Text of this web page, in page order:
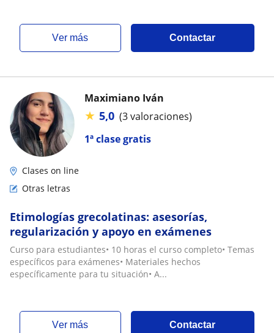
ver más Contactar
1ª clase gratis
Maximiano Iván
★ 5,0 (3 valoraciones)
Clases on line
Otras letras
Etimologías grecolatinas: asesorías,
regularización y apoyo en exámenes
Curso para estudiantes• 10 horas el curso completo• Temas
específicos para exámenes• Materiales hechos
específicamente para tu situación• A...
ver más Contactar